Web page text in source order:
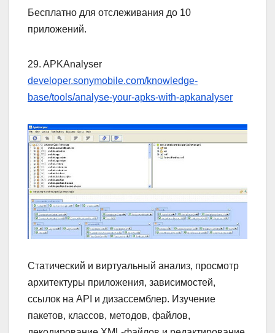
Бесплатно для отслеживания до 10
приложений.
29. APKAnalyser
developer.sonymobile.com/knowledge-
base/tools/analyse-your-apks-with-apkanalyser
Статический и виртуальный анализ, просмотр
архитектуры приложения, зависимостей,
ссылок на API и дизассемблер. Изучение
пакетов, классов, методов, файлов,